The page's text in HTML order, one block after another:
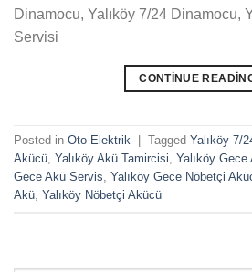
Dinamocu, Yalıköy 7/24 Dinamocu,
Servisi
CONTINUE
Posted in Oto Elektrik Tagged Yalıköy 7/
Akücü Yalıköy Akü Tamircisi Yalıköy
Gece Akü Servis Yalıköy Gece Nöbetçi
Akü Yalıköy Nöbetçi Akücü